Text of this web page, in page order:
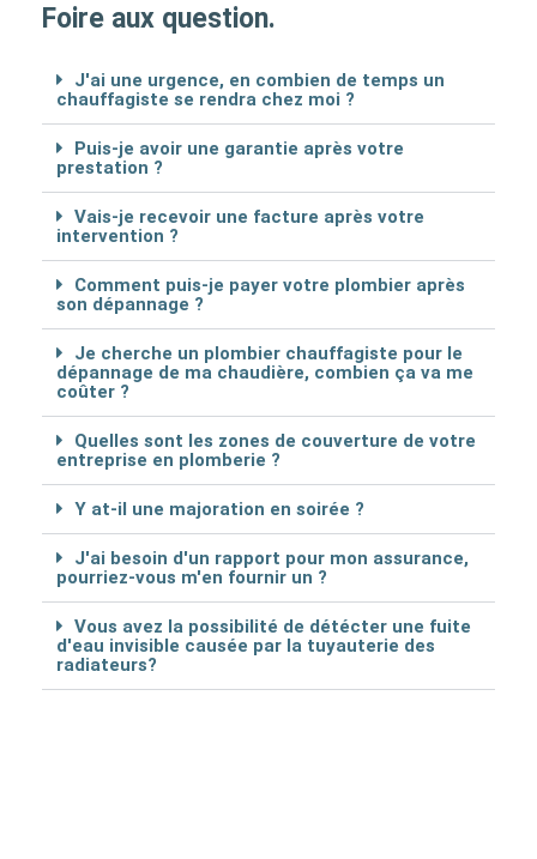
Foire aux question.
J'ai une urgence, en combien de temps un
chauffagiste se rendra chez moi ?
Puis-je avoir une garantie après votre
prestation ?
Vais-je recevoir une facture après votre
intervention ?
Comment puis-je payer votre plombier après
son dépannage ?
Je cherche un plombier chauffagiste pour le
dépannage de ma chaudière, combien ça va me
coûter ?
Quelles sont les zones de couverture de votre
entreprise en plomberie ?
Y at-il une majoration en soirée ?
J'ai besoin d'un rapport pour mon assurance,
pourriez-vous m'en fournir un ?
Vous avez la possibilité de détécter une fuite
d'eau invisible causée par la tuyauterie des
radiateurs?